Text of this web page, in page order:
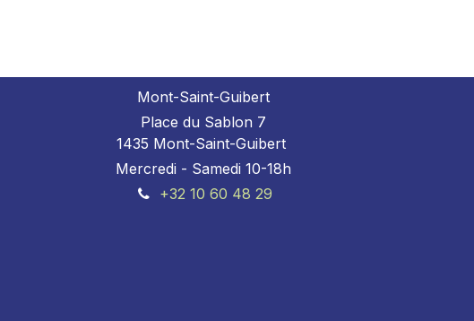
Mont-Saint-Guibert
Place du Sablon 7
1435 Mont-Saint-Guibert
Mercredi - Samedi 10-18h
+32 10 60 48 29